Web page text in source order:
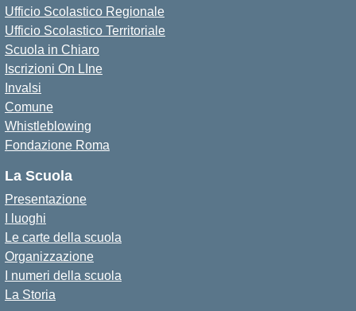
Ufficio Scolastico Regionale
Ufficio Scolastico Territoriale
Scuola in Chiaro
Iscrizioni On LIne
Invalsi
Comune
Whistleblowing
Fondazione Roma
La Scuola
Presentazione
I luoghi
Le carte della scuola
Organizzazione
I numeri della scuola
La Storia